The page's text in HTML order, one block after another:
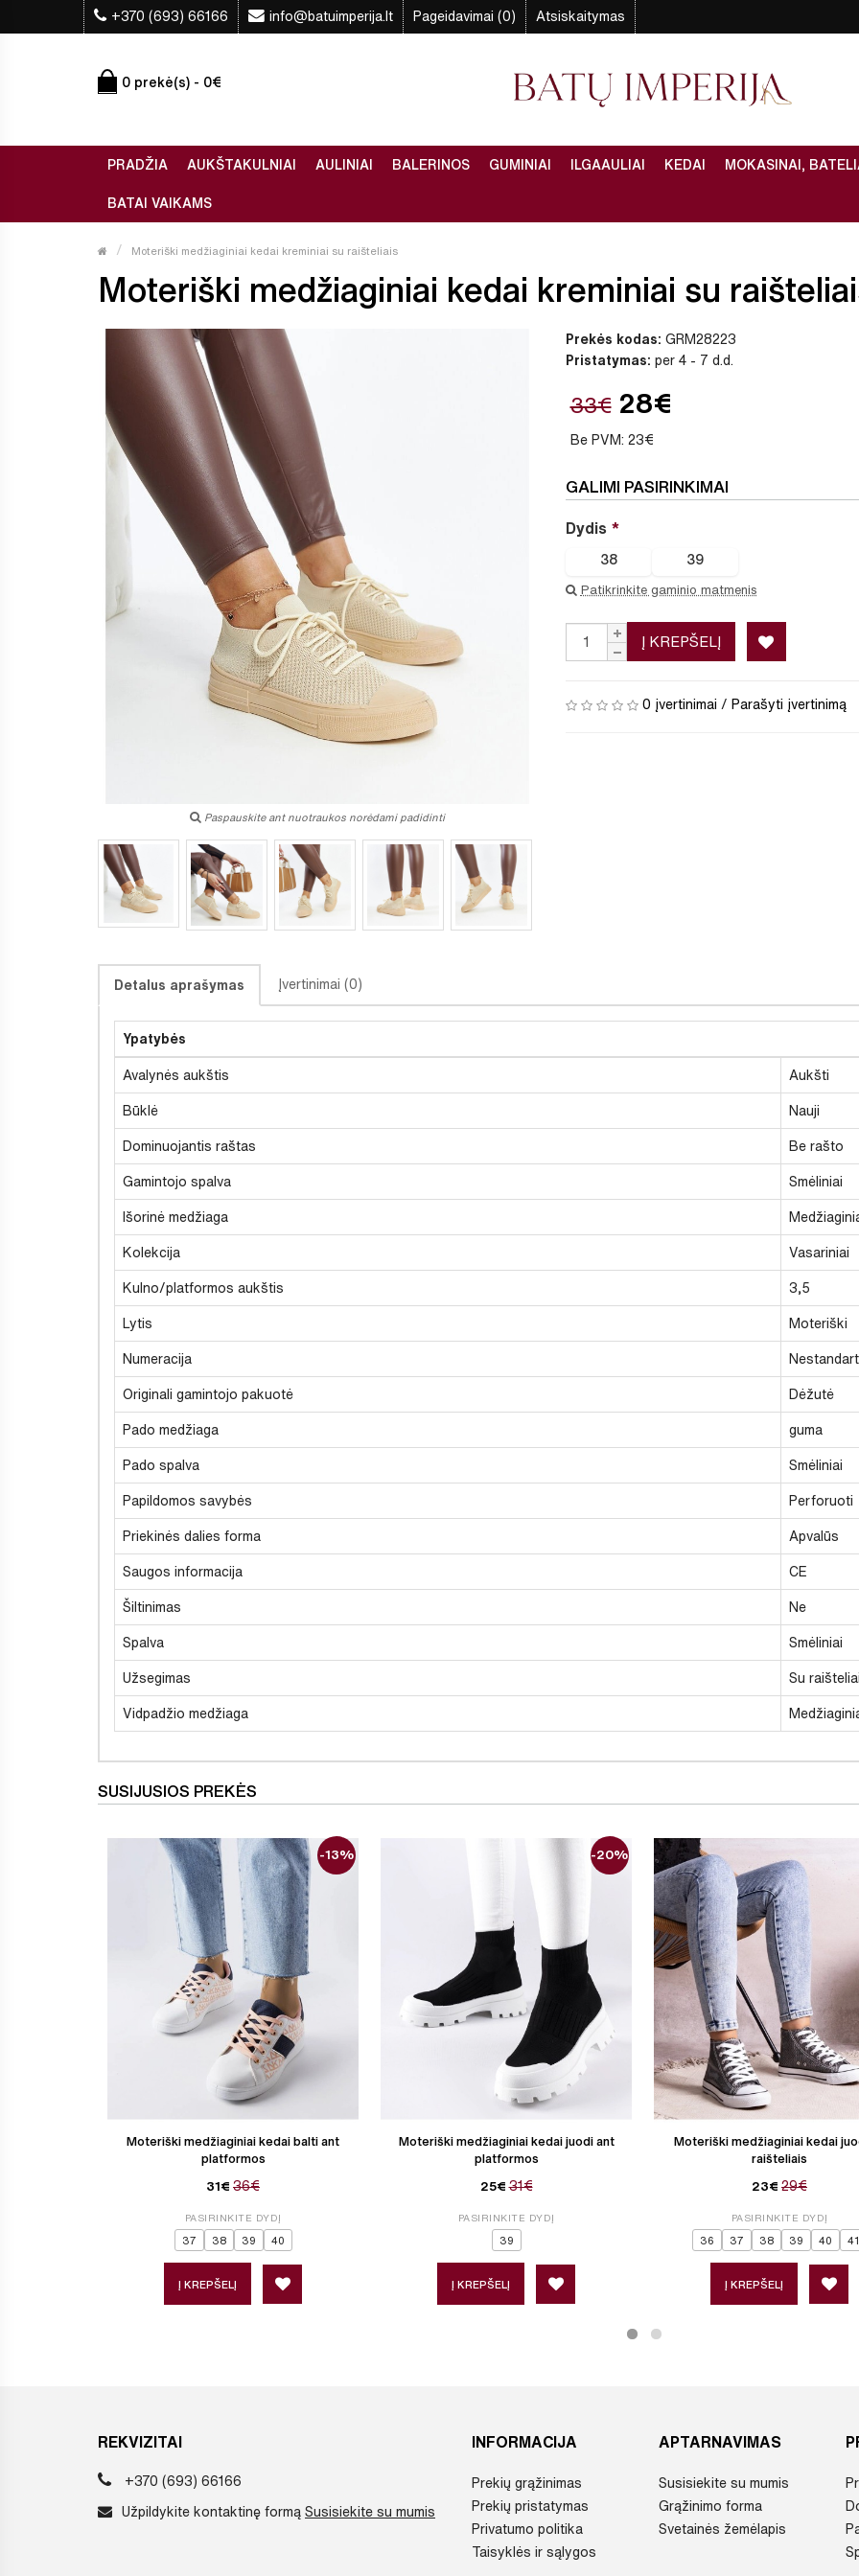
+370 (693) 66166 info@batuimperija.lt Pageidavimai (0) Atsiskaitymas
0 prekė(s) - 0€
PRADŽIA AUKŠTAKULNIAI AULINIAI BALERINOS GUMINIAI ILGAAULIAI KEDAI MOKASINAI,
BATAI VAIKAMS
Moteriški medžiaginiai kedai kreminiai su raišteliais
Moteriški medžiaginiai kedai kreminiai su
Paspauskite ant nuotraukos norėdami padidinti
Prekės kodas: GRM28223
Pristatymas: per 4 - 7 d.d.
33€ 28€
Be PVM: 23€
GALIMI PASIRINKIMAI
Dydis
38 39
Patikrinkite gaminio matmenis
Į KREPŠELĮ
0 įvertinimai / Parašyti įvertinimą
Detalus aprašymas Įvertinimai (0)
Ypatybės
Avalynės aukštis Aukšti
Būklė Nauji
Dominuojantis raštas Be rašto
Gamintojo spalva Smėliniai
Išorinė medžiaga
Kolekcija Vasariniai
Kulno/platformos aukštis 3,5
Lytis Moteriški
Numeracija
Originali gamintojo pakuotė Dėžutė
Pado medžiaga guma
Pado spalva Smėliniai
Papildomos savybės Perforuoti
Priekinės dalies forma Apvalūs
Saugos informacija CE
Šiltinimas Ne
Spalva Smėliniai
Užsegimas Su
Vidpadžio medžiaga
SUSIJUSIOS PREKĖS
Moteriški medžiaginiai kedai balti ant
platformos
31€ 36€
-13%
PASIRINKITE DYDĮ
37 38 39 40
Į KREPŠELĮ
Moteriški medžiaginiai kedai juodi ant
platformos
25€ 31€
-20%
PASIRINKITE DYDĮ
39
Į KREPŠELĮ
Moteriški medžiaginiai kedai
raišteliais
23€ 29€
PASIRINKITE DYDĮ
36 37 38 39 40 41
Į KREPŠELĮ
REKVIZITAI
+370 (693) 66166
Užpildykite kontaktinę formą Susisiekite su mumis
INFORMACIJA
Prekių grąžinimas
Prekių pristatymas
Privatumo politika
Taisyklės ir sąlygos
APTARNAVIMAS
Susisiekite su mumis
Grąžinimo forma
Svetainės žemėlapis